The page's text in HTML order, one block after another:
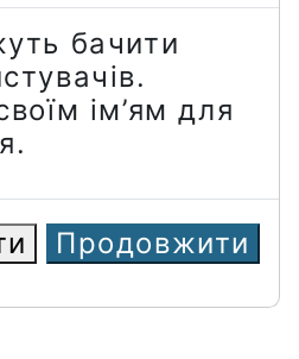
бачити
ім’ям для
Продовжити